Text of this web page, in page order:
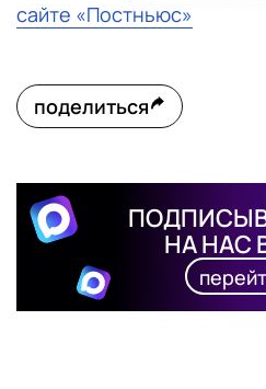
сайте «Постньюс»
поделиться
НА НАС